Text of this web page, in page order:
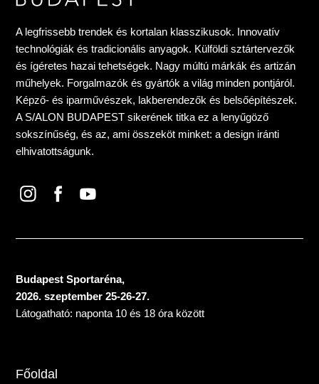
A legfrissebb trendek és kortalan klasszikusok. Innovatív
technológiák és tradicionális anyagok. Külföldi sztártervezők
és ígéretes hazai tehetségek. Nagy múltú márkák és artizán
műhelyek. Forgalmazók és gyártók a világ minden pontjáról.
Képző- és iparművészek, lakberendezők és belsőépítészek.
A S/ALON BUDAPEST sikerének titka ez a lenyűgöző
sokszínűség, és az, ami összeköt minket: a design iránti
elhivatottságunk.
Budapest Sportaréna,
2026. szeptember 25-26-27.
Látogatható: naponta 10 és 18 óra között
Főoldal